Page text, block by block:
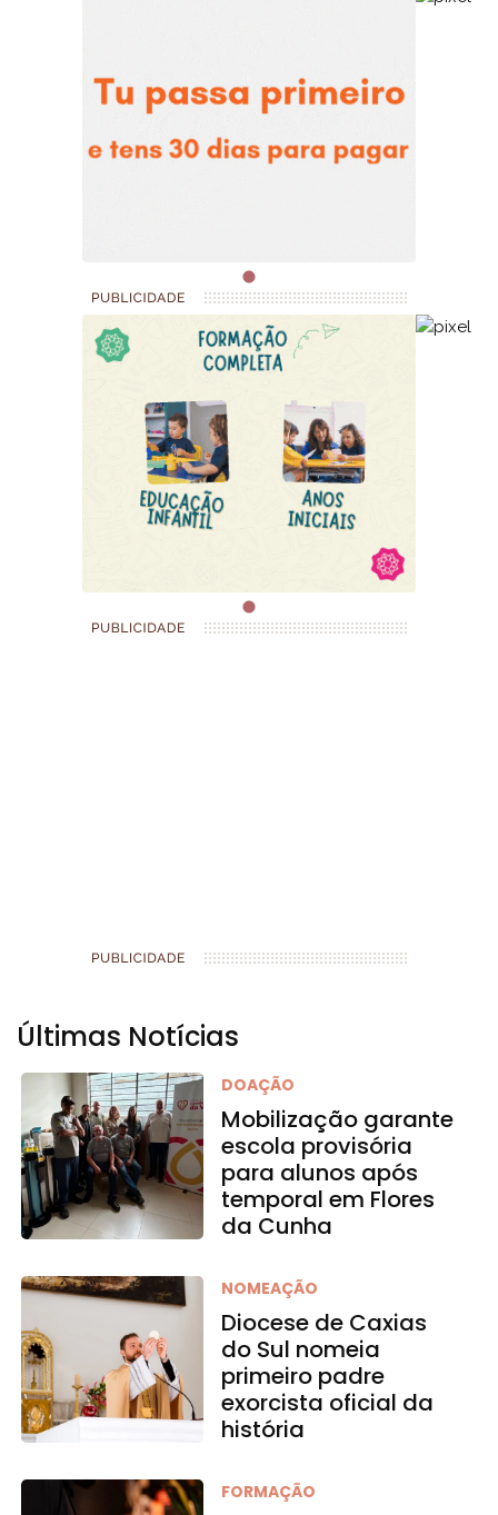
Últimas Notícias
DOAÇÃO
Mobilização garante
escola provisória
para alunos após
temporal em Flores
da Cunha
NOMEAÇÃO
Diocese de Caxias
do Sul nomeia
primeiro padre
exorcista oficial da
história
FORMAÇÃO